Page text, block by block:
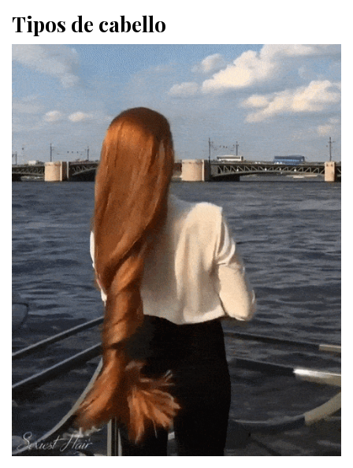
Tipos de cabello